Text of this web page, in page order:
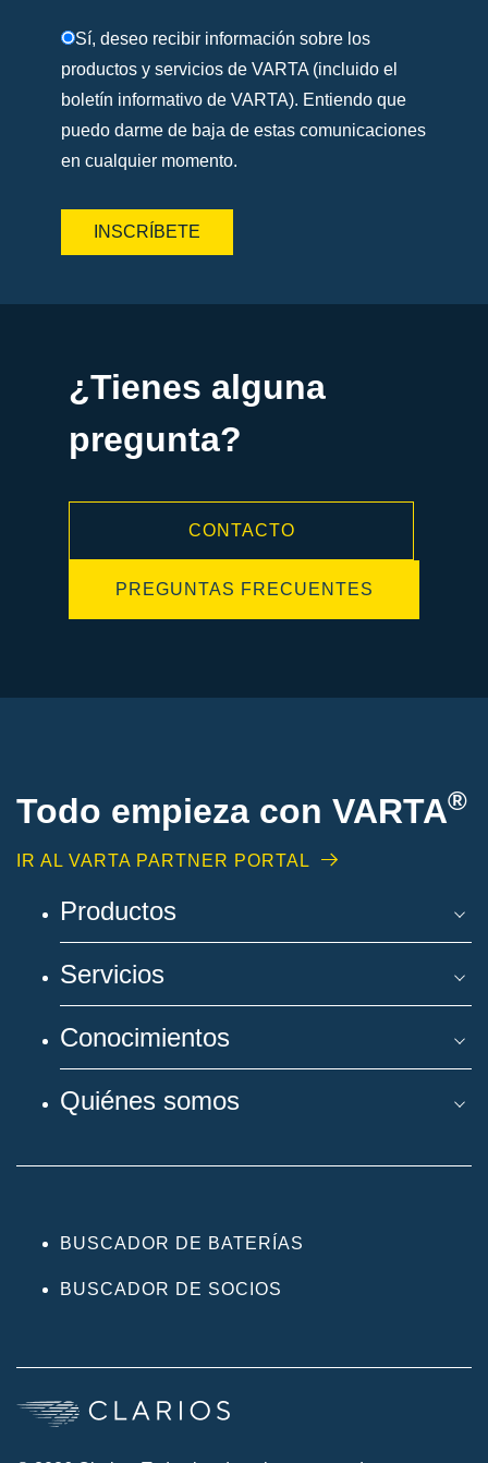
Sí, deseo recibir información sobre los
productos y servicios de VARTA (incluido el
boletín informativo de VARTA). Entiendo que
puedo darme de baja de estas comunicaciones
en cualquier momento.
¿Tienes alguna
pregunta?
CONTACTO
PREGUNTAS FRECUENTES
Todo empieza con VARTA®
IR AL VARTA PARTNER PORTAL
Productos
Servicios
Conocimientos
Quiénes somos
BUSCADOR DE BATERÍAS
BUSCADOR DE SOCIOS